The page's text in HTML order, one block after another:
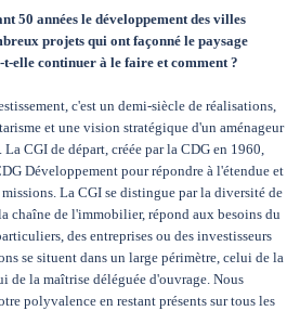
50 années le développement des villes
projets qui ont façonné le paysage
elle continuer à le faire et comment ?
c'est un demi-siècle de réalisations,
et une vision stratégique d'un aménageur
CGI de départ, créée par la CDG en 1960,
Développement pour répondre à l'étendue et
La CGI se distingue par la diversité de
chaîne de l'immobilier, répond aux besoins du
des entreprises ou des investisseurs
se situent dans un large périmètre, celui de la
la maîtrise déléguée d'ouvrage. Nous
polyvalence en restant présents sur tous les